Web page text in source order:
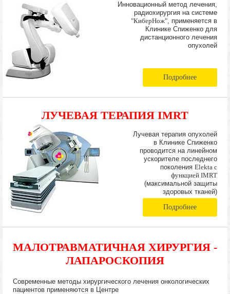
Инновационный метод лечения,
радиохирургия на системе
"КиберНож", применяется в
Клинике Спиженко для
дистанционного лечения
опухолей
Подробнее
ЛУЧЕВАЯ ТЕРАПИЯ IMRT
Лучевая терапия опухолей
в Клинике Спиженко
проводится на линейном
ускорителе последнего
поколения Elekta с
функцией IMRT
(максимальной защиты
здоровых тканей)
Подробнее
МАЛОТРАВМАТИЧНАЯ ХИРУРГИЯ -
ЛАПАРОСКОПИЯ
Современные методы хирургического лечения онкологических
пациентов применяются в Центре